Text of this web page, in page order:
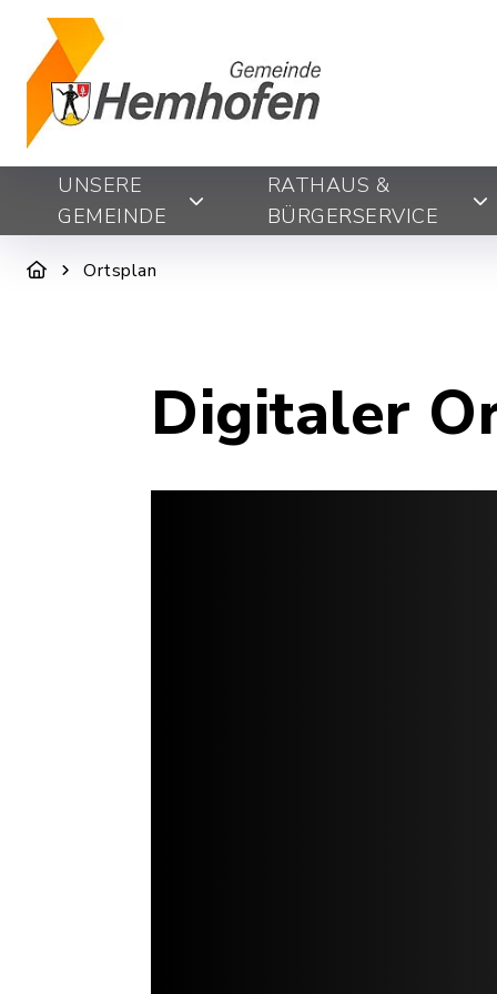
UNSERE
GEMEINDE
RATHAUS &
BÜRGERSERVICE
Ortsplan
Digitaler